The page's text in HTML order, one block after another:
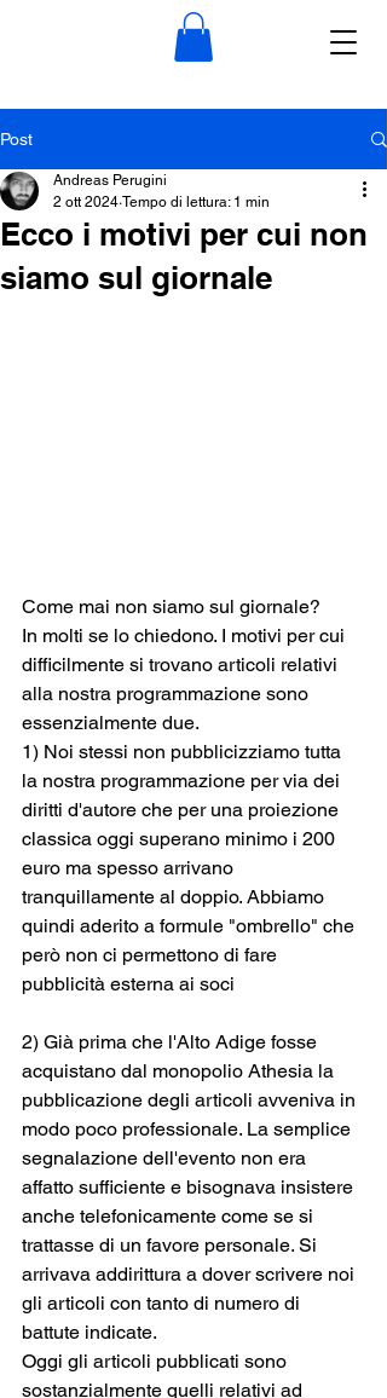
Post
Ecco i motivi per cui non
siamo sul giornale
Andreas Perugini
2 ott 2024 Tempo di lettura: 1 min
Come mai non siamo sul giornale?
In molti se lo chiedono. I motivi per cui
difficilmente si trovano articoli relativi
alla nostra programmazione sono
essenzialmente due.
1) Noi stessi non pubblicizziamo tutta
la nostra programmazione per via dei
diritti d'autore che per una proiezione
classica oggi superano minimo i 200
euro ma spesso arrivano
tranquillamente al doppio. Abbiamo
quindi aderito a formule "ombrello" che
però non ci permettono di fare
pubblicità esterna ai soci
2) Già prima che l'Alto Adige fosse
acquistano dal monopolio Athesia la
pubblicazione degli articoli avveniva in
modo poco professionale. La semplice
segnalazione dell'evento non era
affatto sufficiente e bisognava insistere
anche telefonicamente come se si
trattasse di un favore personale. Si
arrivava addirittura a dover scrivere noi
gli articoli con tanto di numero di
battute indicate.
Oggi gli articoli pubblicati sono
sostanzialmente quelli relativi ad